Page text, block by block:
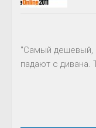
"Самый дешевый,
падают с дивана.